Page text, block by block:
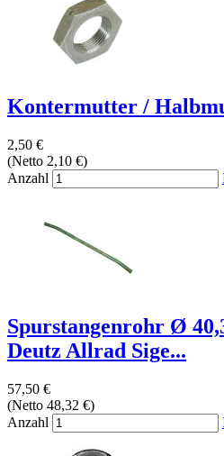
Kontermutter /
2,50 €
(Netto 2,10 €)
Anzahl
Spurstangenrohr Ø
Deutz Allrad Sige...
57,50 €
(Netto 48,32 €)
Anzahl